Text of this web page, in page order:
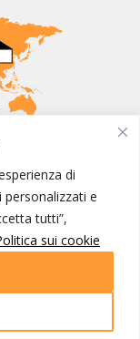
di
e
tutti”,
sui cookie